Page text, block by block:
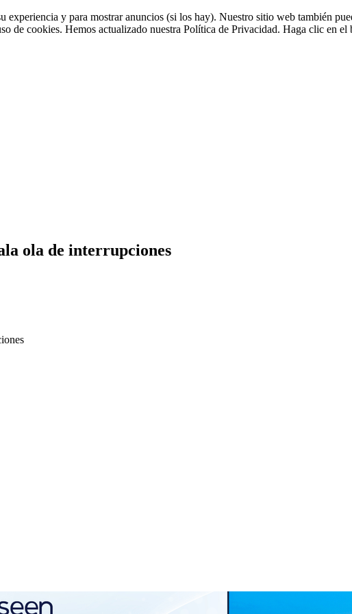
y para mostrar anuncios (si los hay). Nuestro sitio web también
de cookies. Hemos actualizado nuestra Política de Privacidad. Haga clic en
ola de interrupciones